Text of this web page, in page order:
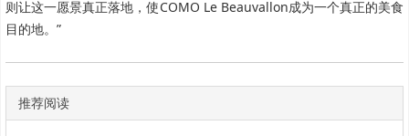
则让这一愿景真正落地，使COMO Le Beauvallon成为一个真正的美食
目的地。”
推荐阅读